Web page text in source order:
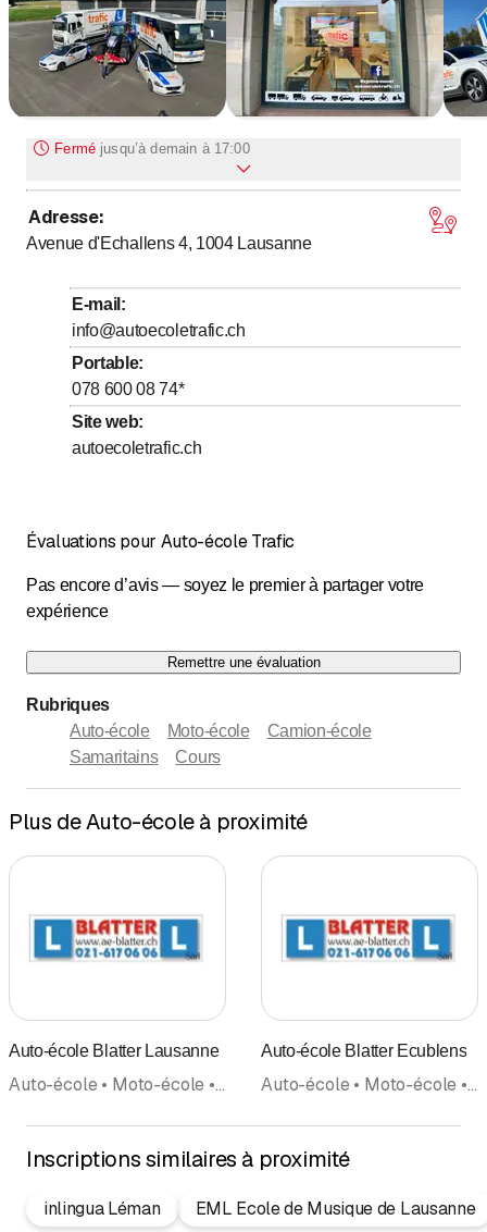
Fermé jusqu’à demain à 17:00
Lundi jusqu’à
30
Mardi
Mercredi
Fermé
Jeudi
Vendredi
Samedi
Dimanche
Adresse:
Avenue d'Echallens 4, 1004 Lausanne
E-mail :
info@autoecoletrafic.ch
Portable:
078 600 08 74*
Site web:
autoecoletrafic.ch
Évaluations pour Auto-école Trafic
Pas encore d’avis — soyez le premier à partager votre
expérience
Remettre une évaluation
Rubriques
Auto-école
Moto-école
Camion-école
Samaritains
Cours
Plus de Auto-école à proximité
Auto-école Blatter Lausanne
Auto-école • Moto-école • Ecole de conduite • Camion-école • Samaritains • Cours de sauveteur • Salle de théorie
Auto-école Blatter Ecublens
Auto-école • Moto-école • Ecole de conduite • Camion-école • Cours de sauveteur • Samaritains • Salle de théorie
Inscriptions similaires à proximité
inlingua Léman EML Ecole de Musique de Lausanne